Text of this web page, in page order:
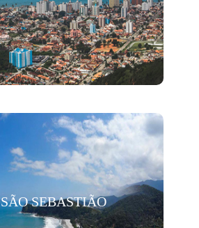
SÃO SEBASTIÃO